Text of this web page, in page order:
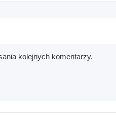
kolejnych komentarzy.